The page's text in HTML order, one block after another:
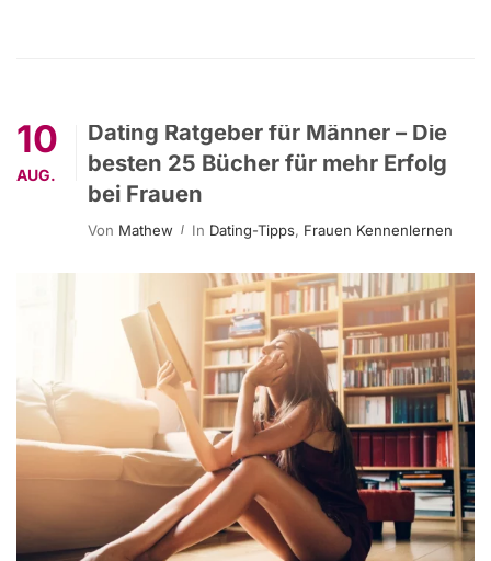
10
AUG.
Dating Ratgeber für Männer – Die
besten 25 Bücher für mehr Erfolg
bei Frauen
Von Mathew In Dating-Tipps, Frauen Kennenlernen